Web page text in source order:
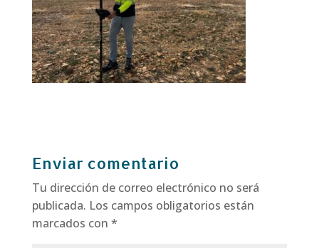
Enviar comentario
Tu dirección de correo electrónico no será
publicada. Los campos obligatorios están
marcados con *